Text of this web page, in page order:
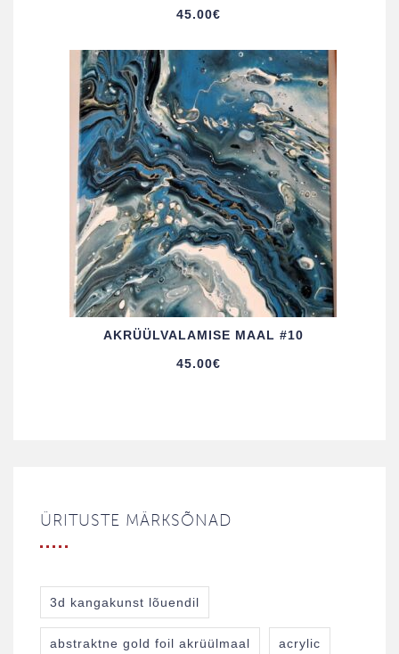
45.00€
AKRÜÜL­VALAMISE MAAL #10
45.00€
ÜRITUSTE MÄRKSÕNAD
3d kangakunst lõuendil
abstraktne gold foil akrüülmaal acrylic